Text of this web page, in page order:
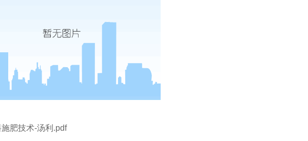
肥技术-汤利.pdf